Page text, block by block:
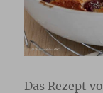
Das Rezept